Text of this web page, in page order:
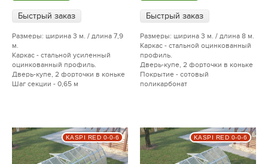
Быстрый заказ
Размеры: ширина 3 м. / длина 7,9
м.
Каркас - стальной усиленный
оцинкованный профиль.
Дверь-купе, 2 форточки в коньке
Шаг секции - 0,65 м
Быстрый заказ
Размеры: ширина 3 м. / длина 8 м.
Каркас - стальной оцинкованный
профиль.
Дверь-купе, 2 форточки в коньке
Покрытие - сотовый
поликарбонат
KASPI RED 0-0-6 KASPI RED 0-0-6